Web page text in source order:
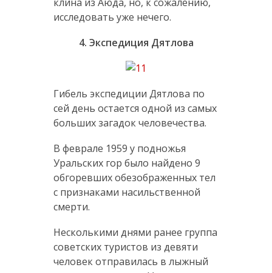
исследовать уже нечего.
4. Экспедиция Дятлова
Гибель экспедиции Дятлова по
сей день остается одной из самых
больших загадок человечества.
В феврале 1959 у подножья
Уральских гор было найдено 9
обгоревших обезображенных тел
с признаками насильственной
смерти.
Несколькими днями ранее группа
советских туристов из девяти
человек отправилась в лыжный